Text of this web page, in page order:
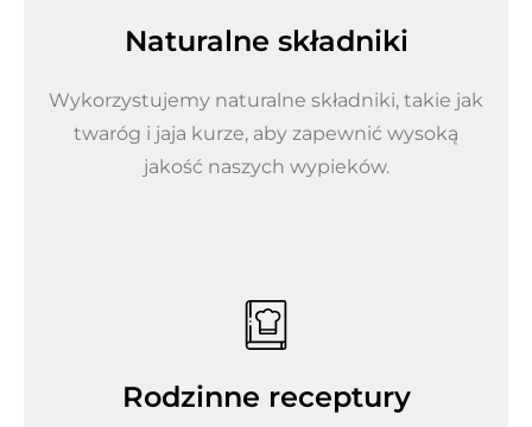
Naturalne składniki
Wykorzystujemy naturalne składniki, takie jak
twaróg i jaja kurze, aby zapewnić wysoką
jakość naszych wypieków.
Rodzinne receptury